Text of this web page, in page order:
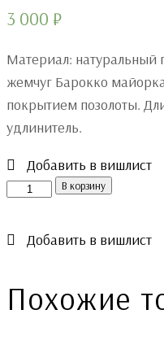
3 000 ₽
Материал: натуральный
жемчуг Барокко
покрытием позолоты.
удлинитель.
Добавить в вишлист
КоличествоВ корзину
Добавить в вишлист
Похожие